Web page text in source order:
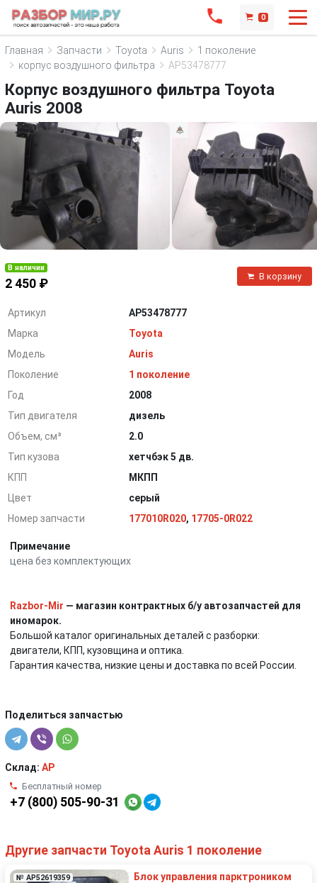
0
Главная Запчасти Toyota Auris
1 поколение
корпус воздушного фильтра
AP53478777
Корпус воздушного фильтра Toyota
Auris 2008
В наличии
2 450 ₽
В корзину
Артикул
AP53478777
Марка
Toyota
Модель
Auris
Поколение
1 поколение
Год
2008
Тип двигателя
дизель
Объем, см³
2.0
Тип кузова
хетчбэк 5 дв.
КПП
МКПП
Цвет
серый
Номер запчасти
177010R020, 17705-0R022
Примечание
цена без комплектующих
Razbor-Mir — магазин контрактных б/у автозапчастей для
иномарок.
Большой каталог оригинальных деталей с разборки:
двигатели, КПП, кузовщина и оптика.
Гарантия качества, низкие цены и доставка по всей России.
Поделиться запчастью
Склад: AP
Бесплатный номер
+7 (800) 505-90-31
Другие запчасти Toyota Auris 1 поколение
№ AP52619359
Блок управления парктроником